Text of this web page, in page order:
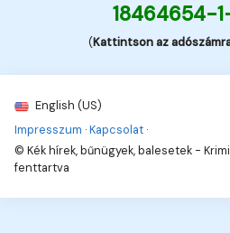
18464654-
(Kattintson az
English (US)
Impresszum ·Kapcsolat ·
© Kék hírek, bűnügyek, balesetek -
fenttartva